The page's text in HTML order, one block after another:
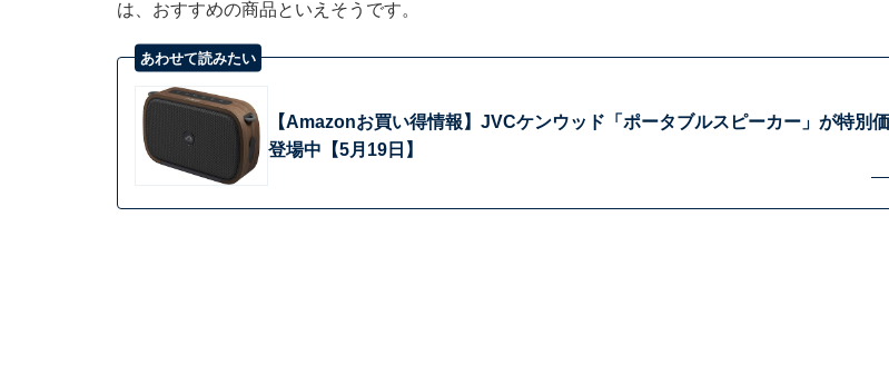
は、おすすめの商品といえそうです。
あわせて読みたい
【Amazonお買い得情報】JVCケンウッド「ポータブルスピーカー」が特別
登場中【5月19日】